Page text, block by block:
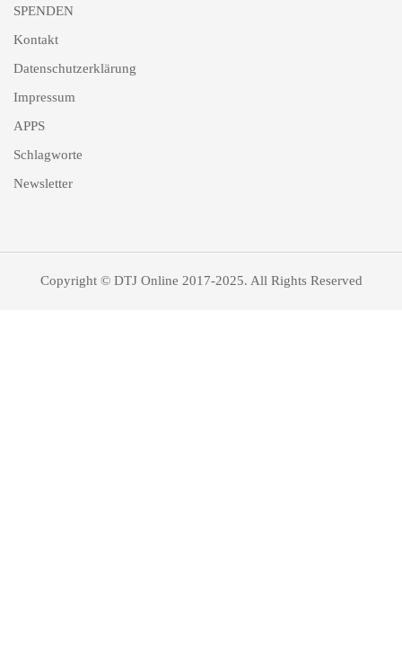
SPENDEN
Kontakt
Datenschutzerklärung
Impressum
APPS
Schlagworte
Newsletter
Copyright © DTJ Online 2017-2025. All Rights Reserved